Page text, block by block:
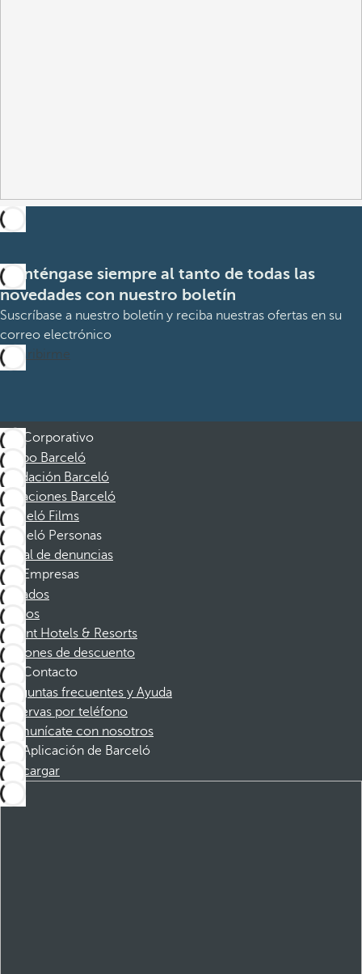
Manténgase siempre al tanto de todas las
novedades con nuestro boletín
Suscríbase a nuestro boletín y reciba nuestras ofertas en su
correo electrónico
Suscribirme
Corporativo
Grupo Barceló
Fundación Barceló
Vacaciones Barceló
Barceló Films
Barceló Personas
Canal de denuncias
Empresas
Afiliados
Socios
Dorint Hotels & Resorts
Cupones de descuento
Contacto
Preguntas frecuentes y Ayuda
Reservas por teléfono
Comunícate con nosotros
Aplicación de Barceló
Descargar